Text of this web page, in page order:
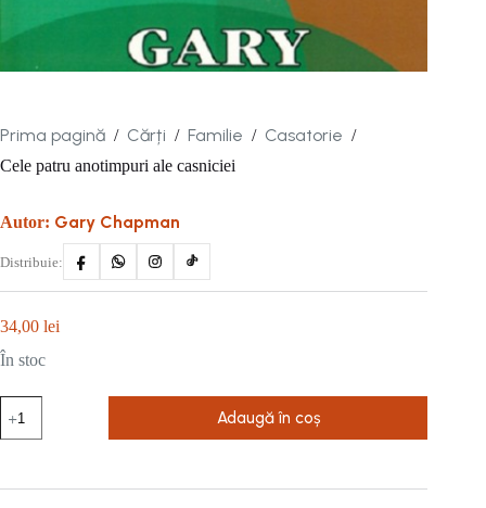
Prima pagină / Cărți / Familie / Casatorie /
Cele patru anotimpuri ale casniciei
Autor: Gary Chapman
Distribuie:
34,00 lei
În stoc
Cele
patru
Adaugă în coș